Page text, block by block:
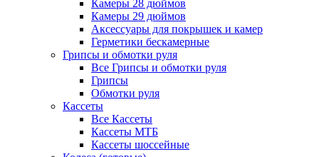
Камеры 28 дюймов
Камеры 29 дюймов
Аксессуары для покрышек и камер
Герметики бескамерные
Грипсы и обмотки руля
Все Грипсы и обмотки руля
Грипсы
Обмотки руля
Кассеты
Все Кассеты
Кассеты МТБ
Кассеты шоссейные